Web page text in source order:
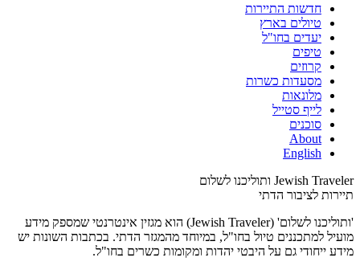
חדשות התיירות
טיולים בארץ
יעדים בחו"ל
טיפים
קרוזים
מסעדות כשרות
מלונאות
לייף סטייל
סוכנים
About
English
Jewish Traveler ותוליכנו לשלום
תיירות לציבור הדתי
'ותוליכנו לשלום' (Jewish Traveler) הוא מגזין אינטרנטי שמספק מידע
מועיל למתכננים טיול בחו"ל, במיוחד מהמגזר הדתי. בכתבות השונות יש
מידע ייחודי גם על היבטי יהדות ומקומות כשרים בחו"ל.